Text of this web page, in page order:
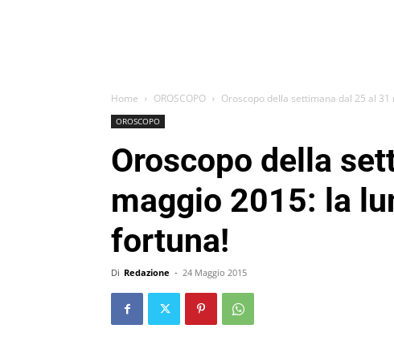
Home OROSCOPO Oroscopo della settimana dal 25 al
OROSCOPO
Oroscopo della
maggio 2015: la
fortuna!
Di Redazione - 24 Maggio 2015